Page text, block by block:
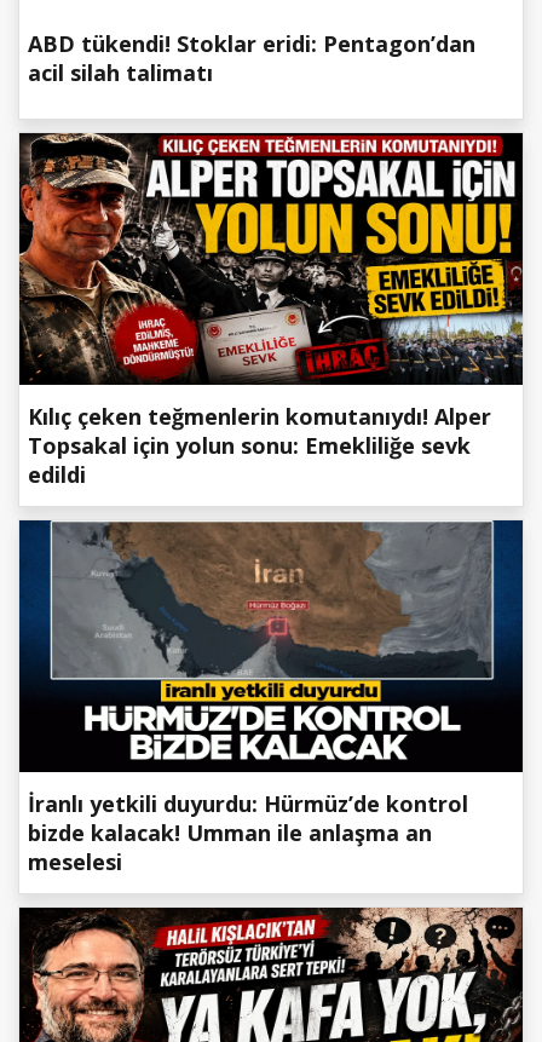
ABD tükendi! Stoklar eridi: Pentagon’dan
acil silah talimatı
Kılıç çeken teğmenlerin komutanıydı! Alper
Topsakal için yolun sonu: Emekliliğe sevk
edildi
İranlı yetkili duyurdu: Hürmüz’de kontrol
bizde kalacak! Umman ile anlaşma an
meselesi